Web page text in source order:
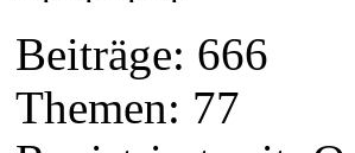
Beiträge: 666
Themen: 77